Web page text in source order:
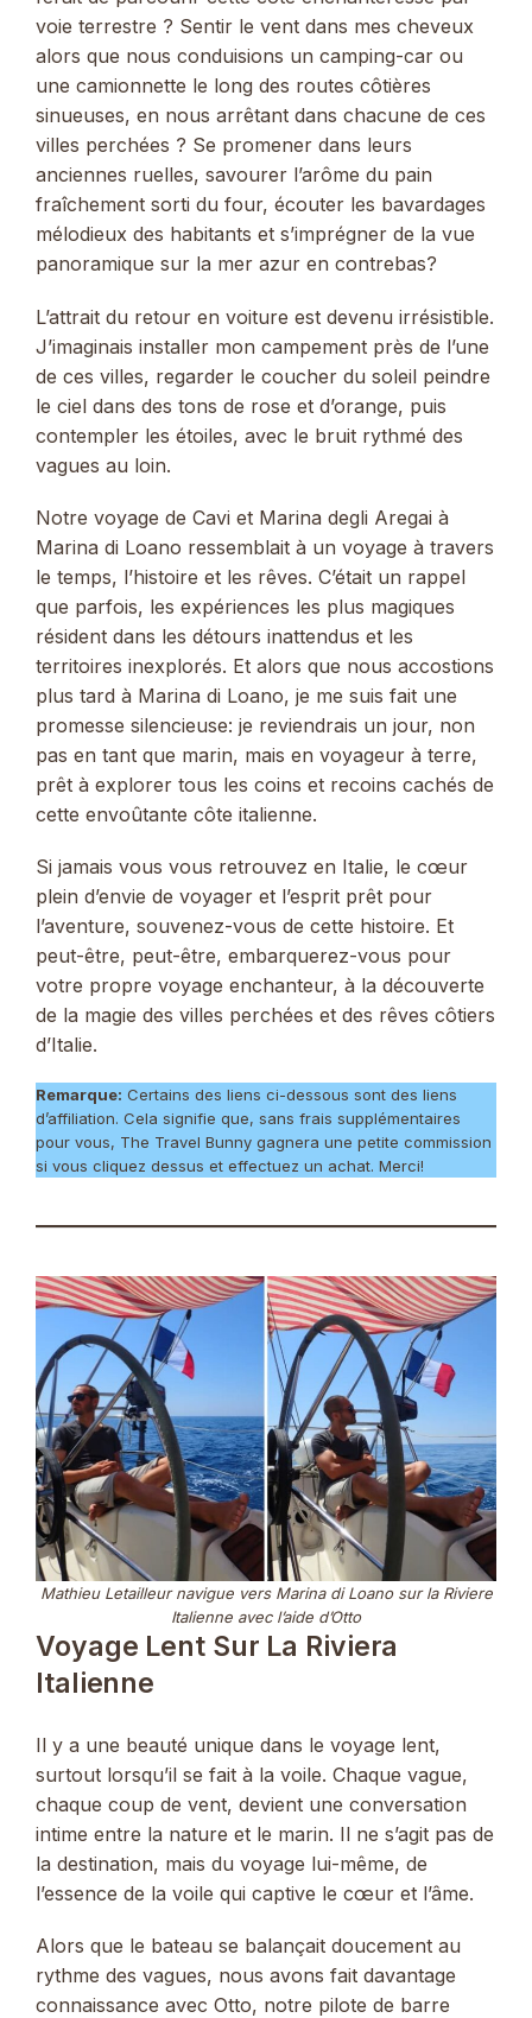
voie terrestre ? Sentir le vent dans mes cheveux
alors que nous conduisions un camping-car ou
une camionnette le long des routes côtières
sinueuses, en nous arrêtant dans chacune de ces
villes perchées ? Se promener dans leurs
anciennes ruelles, savourer l’arôme du pain
fraîchement sorti du four, écouter les bavardages
mélodieux des habitants et s’imprégner de la vue
panoramique sur la mer azur en contrebas?
L’attrait du retour en voiture est devenu irrésistible.
J’imaginais installer mon campement près de l’une
de ces villes, regarder le coucher du soleil peindre
le ciel dans des tons de rose et d’orange, puis
contempler les étoiles, avec le bruit rythmé des
vagues au loin.
Notre voyage de Cavi et Marina degli Aregai à
Marina di Loano ressemblait à un voyage à travers
le temps, l’histoire et les rêves. C’était un rappel
que parfois, les expériences les plus magiques
résident dans les détours inattendus et les
territoires inexplorés. Et alors que nous accostions
plus tard à Marina di Loano, je me suis fait une
promesse silencieuse: je reviendrais un jour, non
pas en tant que marin, mais en voyageur à terre,
prêt à explorer tous les coins et recoins cachés de
cette envoûtante côte italienne.
Si jamais vous vous retrouvez en Italie, le cœur
plein d’envie de voyager et l’esprit prêt pour
l’aventure, souvenez-vous de cette histoire. Et
peut-être, peut-être, embarquerez-vous pour
votre propre voyage enchanteur, à la découverte
de la magie des villes perchées et des rêves côtiers
d’Italie.
Remarque: Certains des liens ci-dessous sont des liens
d’affiliation. Cela signifie que, sans frais supplémentaires
pour vous, The Travel Bunny gagnera une petite commission
si vous cliquez dessus et effectuez un achat. Merci!
Mathieu Letailleur navigue vers Marina di Loano sur la Riviere
Italienne avec l’aide d’Otto
Voyage Lent Sur La Riviera
Italienne
Il y a une beauté unique dans le voyage lent,
surtout lorsqu’il se fait à la voile. Chaque vague,
chaque coup de vent, devient une conversation
intime entre la nature et le marin. Il ne s’agit pas de
la destination, mais du voyage lui-même, de
l’essence de la voile qui captive le cœur et l’âme.
Alors que le bateau se balançait doucement au
rythme des vagues, nous avons fait davantage
connaissance avec Otto, notre pilote de barre